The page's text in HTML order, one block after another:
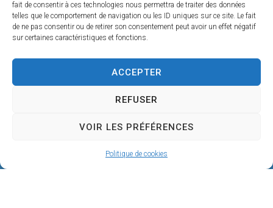
fait de consentir à ces technologies nous permettra de traiter des données
telles que le comportement de navigation ou les ID uniques sur ce site. Le fait
de ne pas consentir ou de retirer son consentement peut avoir un effet négatif
sur certaines caractéristiques et fonctions.
ACCEPTER
REFUSER
VOIR LES PRÉFÉRENCES
Politique de cookies